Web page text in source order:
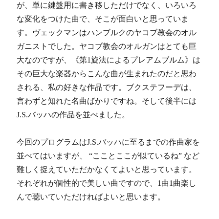
が、単に鍵盤用に書き移しただけでなく、いろいろ
な変化をつけた曲で、そこが面白いと思っていま
す。ヴェックマンはハンブルクのヤコブ教会のオル
ガニストでした。ヤコブ教会のオルガンはとても巨
大なのですが、《第1旋法によるプレアムブルム》は
その巨大な楽器からこんな曲が生まれたのだと思わ
される、私の好きな作品です。ブクステフーデは、
言わずと知れた名曲ばかりですね。そして後半には
J.S.バッハの作品を並べました。
今回のプログラムはJ.S.バッハに至るまでの作曲家を
並べてはいますが、 “こことここが似ているね” など
難しく捉えていただかなくてよいと思っています。
それぞれが個性的で美しい曲ですので、1曲1曲楽し
んで聴いていただければよいと思います。